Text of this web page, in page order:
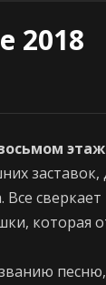
2018
сверкает
которая